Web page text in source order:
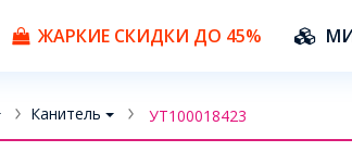
ЖАРКИЕ СКИДКИ ДО 45%
Канитель УТ100018423